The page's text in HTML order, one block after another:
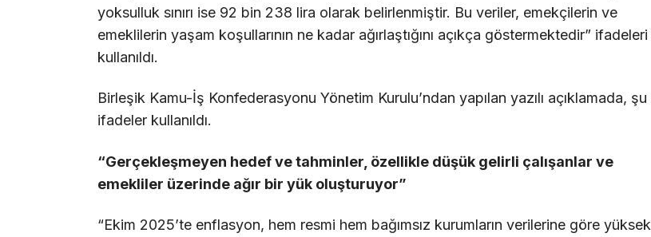
yoksulluk sınırı ise 92 bin 238 lira olarak belirlenmiştir. Bu veriler, emekçilerin ve
emeklilerin yaşam koşullarının ne kadar ağırlaştığını açıkça göstermektedir” ifadeleri
kullanıldı.
Birleşik Kamu-İş Konfederasyonu Yönetim Kurulu’ndan yapılan yazılı açıklamada, şu
ifadeler kullanıldı.
“Gerçekleşmeyen hedef ve tahminler, özellikle düşük gelirli çalışanlar ve
emekliler üzerinde ağır bir yük oluşturuyor”
“Ekim 2025’te enflasyon, hem resmi hem bağımsız kurumların verilerine göre yüksek